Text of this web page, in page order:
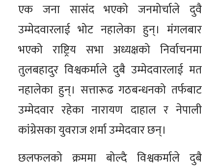
एक जना सासंद भएको जनमोर्चाले दुवै
उम्मेदवारलाई भोट नहालेका हुन्। मंगलबार
भएको राष्ट्रिय सभा अध्यक्षको निर्वाचनमा
तुलबहादुर विश्वकर्माले दुबै उम्मेदवारलाई मत
नहालेका हुन्। सत्तारूढ गठबन्धनको तर्फबाट
उम्मेदवार रहेका नारायण दाहाल र नेपाली
कांग्रेसका युवराज शर्मा उम्मेदवार छन्।
छलफलको क्रममा बोल्दै विश्वकर्माले दुबै